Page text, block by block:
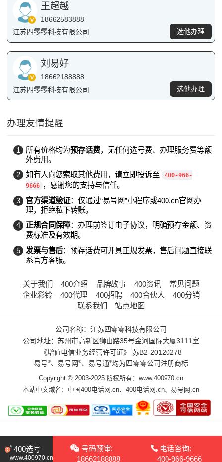
王超越
18662583888
江苏四零零科技有限公司 选他办理
刘易好
18662188888
江苏四零零科技有限公司 选他办理
办理友情提醒
1 所有价格均为预存话费，无任何选号费、办理服务费等额
外费用。
2
如有人向您索取其他费用，请立即投诉至
400-966-
9666 ，感谢您的支持与信任。
3
官方渠道验证：仅通过“易号网”小程序或400.cn官网办
理，拒绝私下转账。
4
正规合同保障：办理前签订电子协议，明确预存金额、资
费标准及有效期。
5
发票与售后：预存话费可开具正规发票，售后问题直接联
系官方客服。
关于我们 400介绍 品牌故事 400资讯
常见问题
企业彩铃
400代理 400招聘 400合伙人
400分销
联系我们
站点地图
公司名称：江苏四零零科技有限公司
公司地址：苏州市高新区狮山路35号金河国际大厦3111室
《增值电信业务经营许可证》
苏B2-20120278
易号®、易号网 ®、易号通®均为四零零公司注册商标
Copyright © 2003-2025 版权所有：www.400970.cn
本站中文域名： 中国400电话网.cn、 400电话网.cn、 易号网.cn
400选号
www.400970.cn
号码预审:
18662188888
电话咨询:
400-966-9666